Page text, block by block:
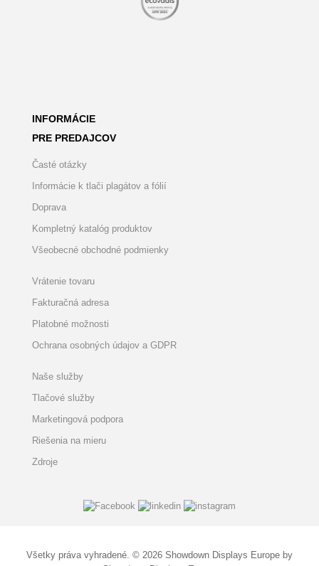
INFORMÁCIE
PRE PREDAJCOV
Časté otázky
Informácie k tlači plagátov a fólií
Doprava
Kompletný katalóg produktov
Všeobecné obchodné podmienky
Vrátenie tovaru
Fakturačná adresa
Platobné možnosti
Ochrana osobných údajov a GDPR
Naše služby
Tlačové služby
Marketingová podpora
Riešenia na mieru
Zdroje
Všetky práva vyhradené. © 2026 Showdown Displays Europe by